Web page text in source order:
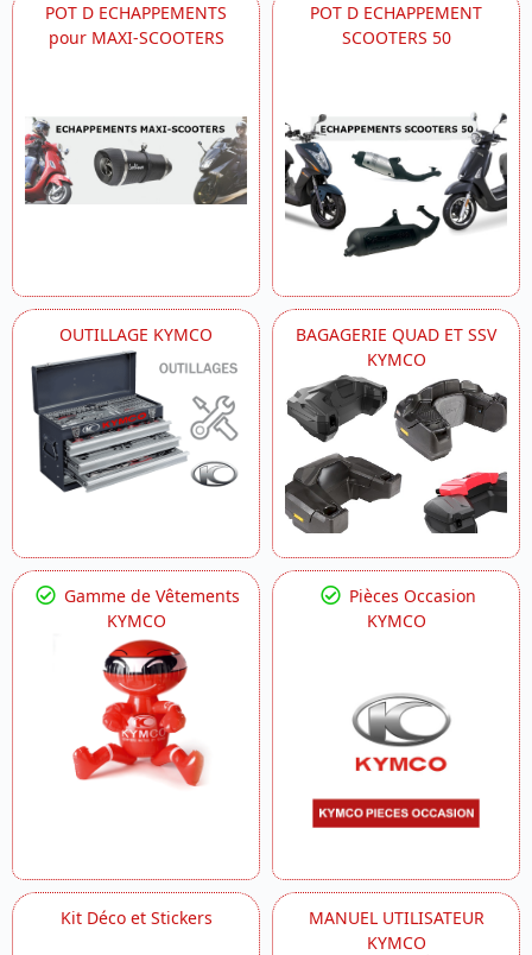
POT D ECHAPPEMENTS
pour MAXI-SCOOTERS
POT D ECHAPPEMENT
SCOOTERS 50
OUTILLAGE KYMCO
BAGAGERIE QUAD ET SSV
KYMCO
Gamme de Vêtements
KYMCO
Pièces Occasion
KYMCO
Kit Déco et Stickers
MANUEL UTILISATEUR
KYMCO